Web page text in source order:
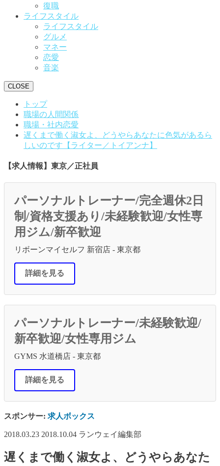
復職
ライフスタイル
ライフスタイル
グルメ
マネー
恋愛
音楽
CLOSE
トップ
職場の人間関係
職場・社内恋愛
遅くまで働く淑女よ、どうやらあなたに色気があるら
しいのです【ライター／トイアンナ】
【求人情報】東京／正社員
パーソナルトレーナー/完全週休2日
制/資格支援あり/未経験歓迎/女性専
用ジム/新卒歓迎
リボーンマイセルフ 新宿店 - 東京都
詳細を見る
パーソナルトレーナー/未経験歓迎/
新卒歓迎/女性専用ジム
GYMS 水道橋店 - 東京都
詳細を見る
スポンサー: 求人ボックス
2018.03.23 2018.10.04 ランウェイ編集部
遅くまで働く淑女よ、どうやらあなた